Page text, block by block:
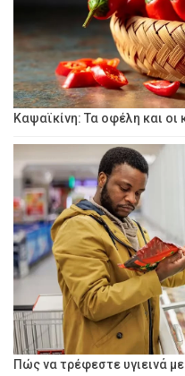
Καψαϊκίνη: Τα οφέλη και οι
Πώς να τρέφεστε υγιεινά